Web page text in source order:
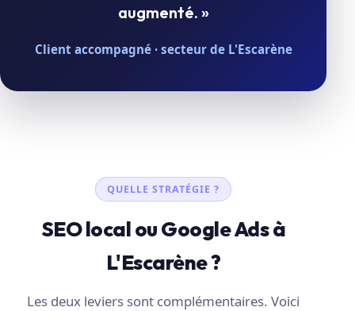
augmenté. »
Client accompagné · secteur de L'Escarène
QUELLE STRATÉGIE ?
SEO local ou Google Ads à
L'Escarène ?
Les deux leviers sont complémentaires. Voici